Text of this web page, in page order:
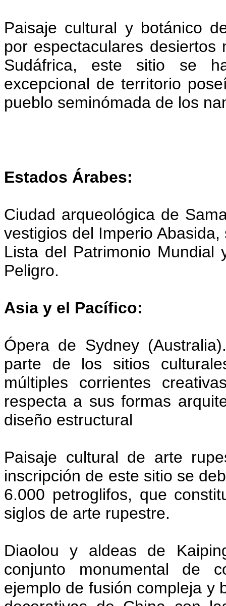
Paisaje cultural y botánico
por espectaculares
Sudáfrica, este sitio se
excepcional de territorio
pueblo seminómada de los
Estados Árabes:
Ciudad arqueológica de
vestigios del Imperio
Lista del Patrimonio
Peligro.
Asia y el Pacífico:
Ópera de Sydney
parte de los sitios
múltiples corrientes
respecta a sus formas
diseño estructural
Paisaje cultural de arte
inscripción de este sitio se
6.000 petroglifos, que
siglos de arte rupestre.
Diaolou y aldeas de
conjunto monumental de
ejemplo de fusión compleja y